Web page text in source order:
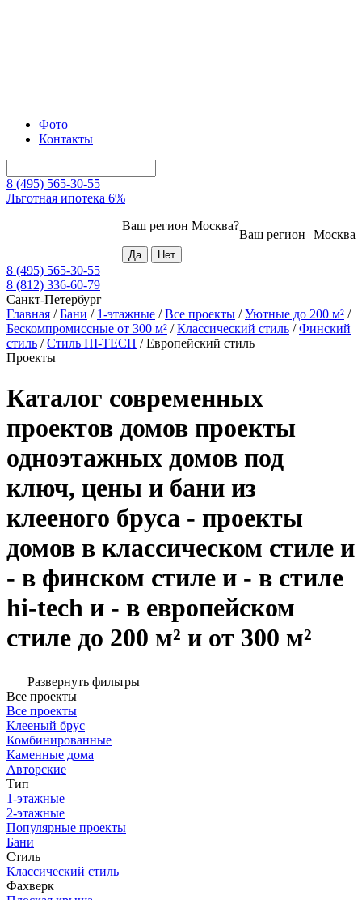
Фото
Контакты
8 (495) 565-30-55
Льготная ипотека 6%
Москва
Ваш регион
Ваш регион Москва?
8 (495) 565-30-55
8 (812) 336-60-79
Санкт-Петербург
Главная /Бани / 1-этажные /Все проекты /Уютные до 200 м² /
Бескомпромиссные от 300 м² /Классический стиль /Финский
стиль /Стиль HI-TECH /Европейский стиль
Проекты
Каталог современных
проектов домов проекты
одноэтажных домов под
ключ, цены и бани из
клееного бруса - проекты
домов в классическом стиле и
- в финском стиле и - в стиле
hi-tech и - в европейском
стиле до 200 м² и от 300 м²
Развернуть фильтры
Все проекты
Все проекты
Клееный брус
Комбинированные
Каменные дома
Авторские
Тип
1-этажные
2-этажные
Популярные проекты
Бани
Стиль
Классический стиль
Фахверк